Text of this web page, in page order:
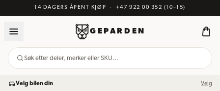
14 DAGERS ÅPENT KJØP · +47 922 00 352 (10–15)
GEPARDEN
Søk etter deler, merker eller SKU…
Velg bilen din Velg